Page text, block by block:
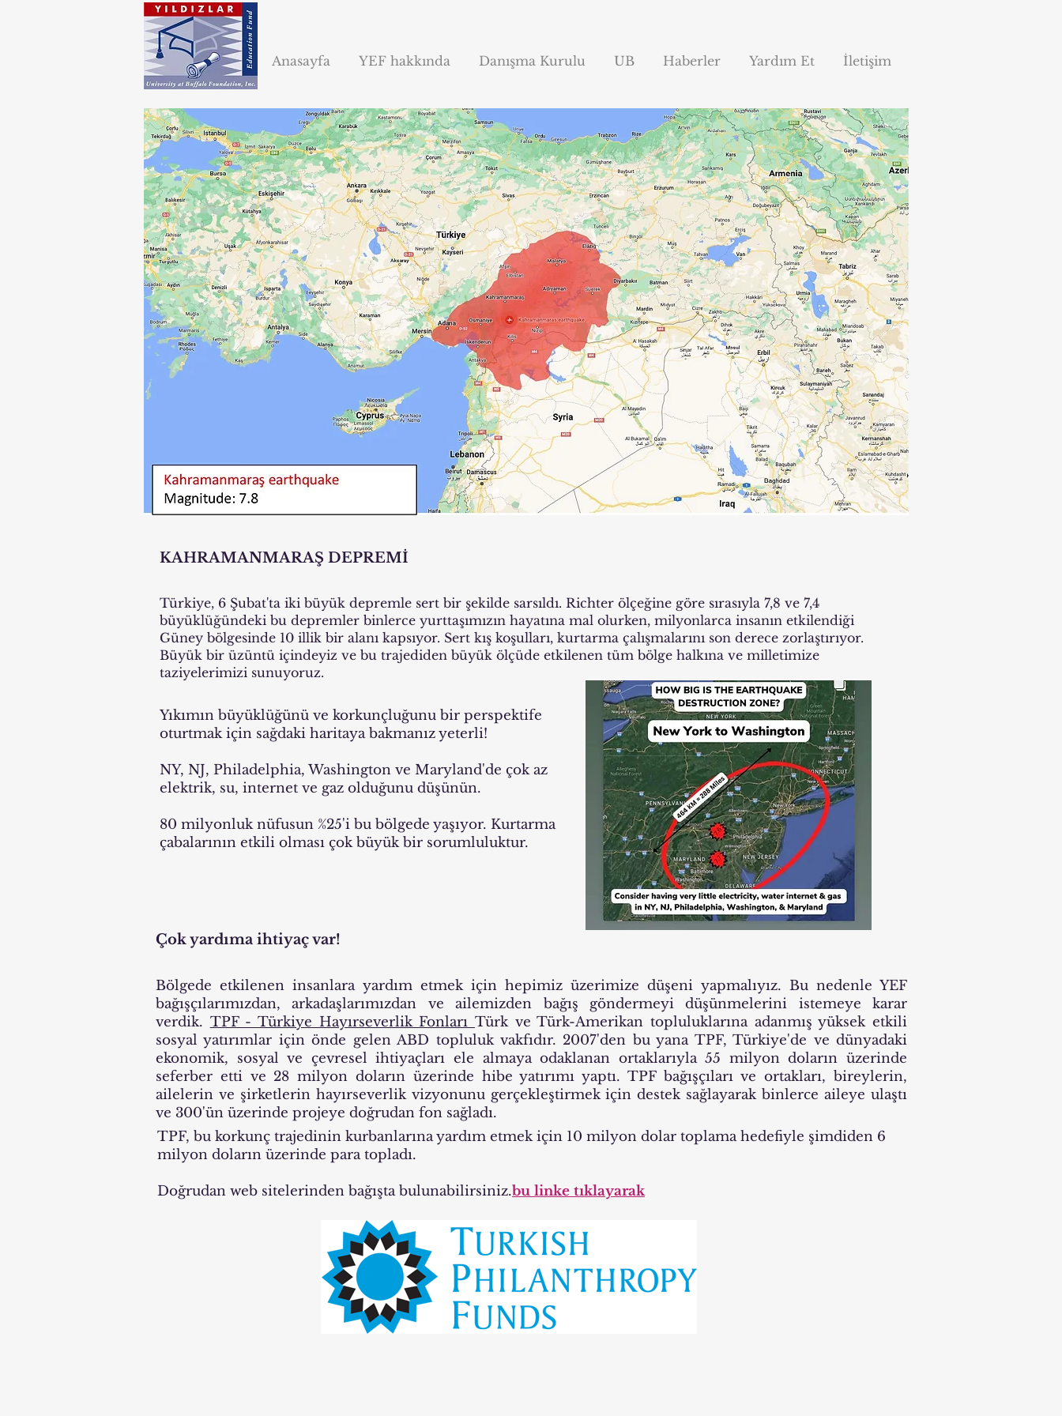
Anasayfa YEF hakkında Danışma Kurulu UB Haberler Yardım Et İletişim
KAHRAMANMARAŞ DEPREMİ
Türkiye, 6 Şubat'ta iki büyük depremle sert bir şekilde sarsıldı. Richter ölçeğine göre sırasıyla 7,8 ve 7,4
büyüklüğündeki bu depremler binlerce yurttaşımızın hayatına mal olurken, milyonlarca insanın etkilendiği
Güney bölgesinde 10 illik bir alanı kapsıyor. Sert kış koşulları, kurtarma çalışmalarını son derece zorlaştırıyor.
Büyük bir üzüntü içindeyiz ve bu trajediden büyük ölçüde etkilenen tüm bölge halkına ve milletimize
taziyelerimizi sunuyoruz.
Yıkımın büyüklüğünü ve korkunçluğunu bir perspektife
oturtmak için sağdaki haritaya bakmanız yeterli!
NY, NJ, Philadelphia, Washington ve Maryland'de çok az
elektrik, su, internet ve gaz olduğunu düşünün.
80 milyonluk nüfusun %25'i bu bölgede yaşıyor. Kurtarma
çabalarının etkili olması çok büyük bir sorumluluktur.
Çok yardıma ihtiyaç var!
Bölgede etkilenen insanlara yardım etmek için hepimiz üzerimize düşeni yapmalıyız. Bu nedenle YEF
bağışçılarımızdan, arkadaşlarımızdan ve ailemizden bağış göndermeyi düşünmelerini istemeye karar
verdik. TPF - Türkiye Hayırseverlik FonlarıTürk ve Türk-Amerikan topluluklarına adanmış yüksek etkili
sosyal yatırımlar için önde gelen ABD topluluk vakfıdır. 2007'den bu yana TPF, Türkiye'de ve dünyadaki
ekonomik, sosyal ve çevresel ihtiyaçları ele almaya odaklanan ortaklarıyla 55 milyon doların üzerinde
seferber etti ve 28 milyon doların üzerinde hibe yatırımı yaptı. TPF bağışçıları ve ortakları, bireylerin,
ailelerin ve şirketlerin hayırseverlik vizyonunu gerçekleştirmek için destek sağlayarak binlerce aileye ulaştı
ve 300'ün üzerinde projeye doğrudan fon sağladı.
TPF, bu korkunç trajedinin kurbanlarına yardım etmek için 10 milyon dolar toplama hedefiyle şimdiden 6
milyon doların üzerinde para topladı.
Doğrudan web sitelerinden bağışta bulunabilirsiniz.bu linke tıklayarak